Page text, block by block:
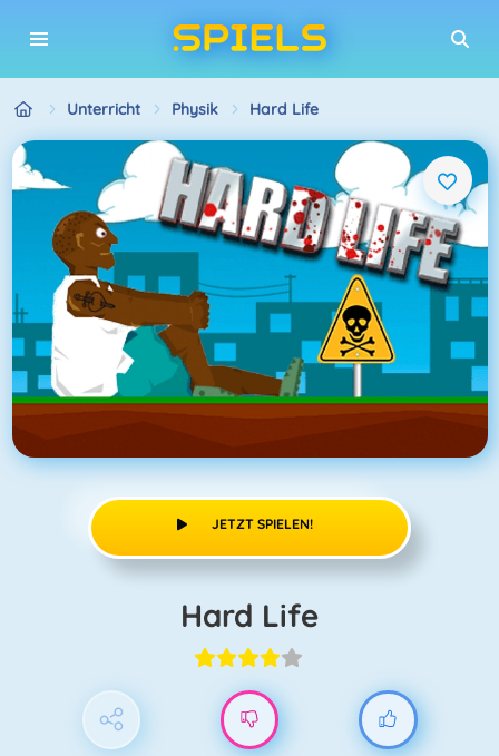
Unterricht Physik Hard Life
JETZT SPIELEN!
Hard Life